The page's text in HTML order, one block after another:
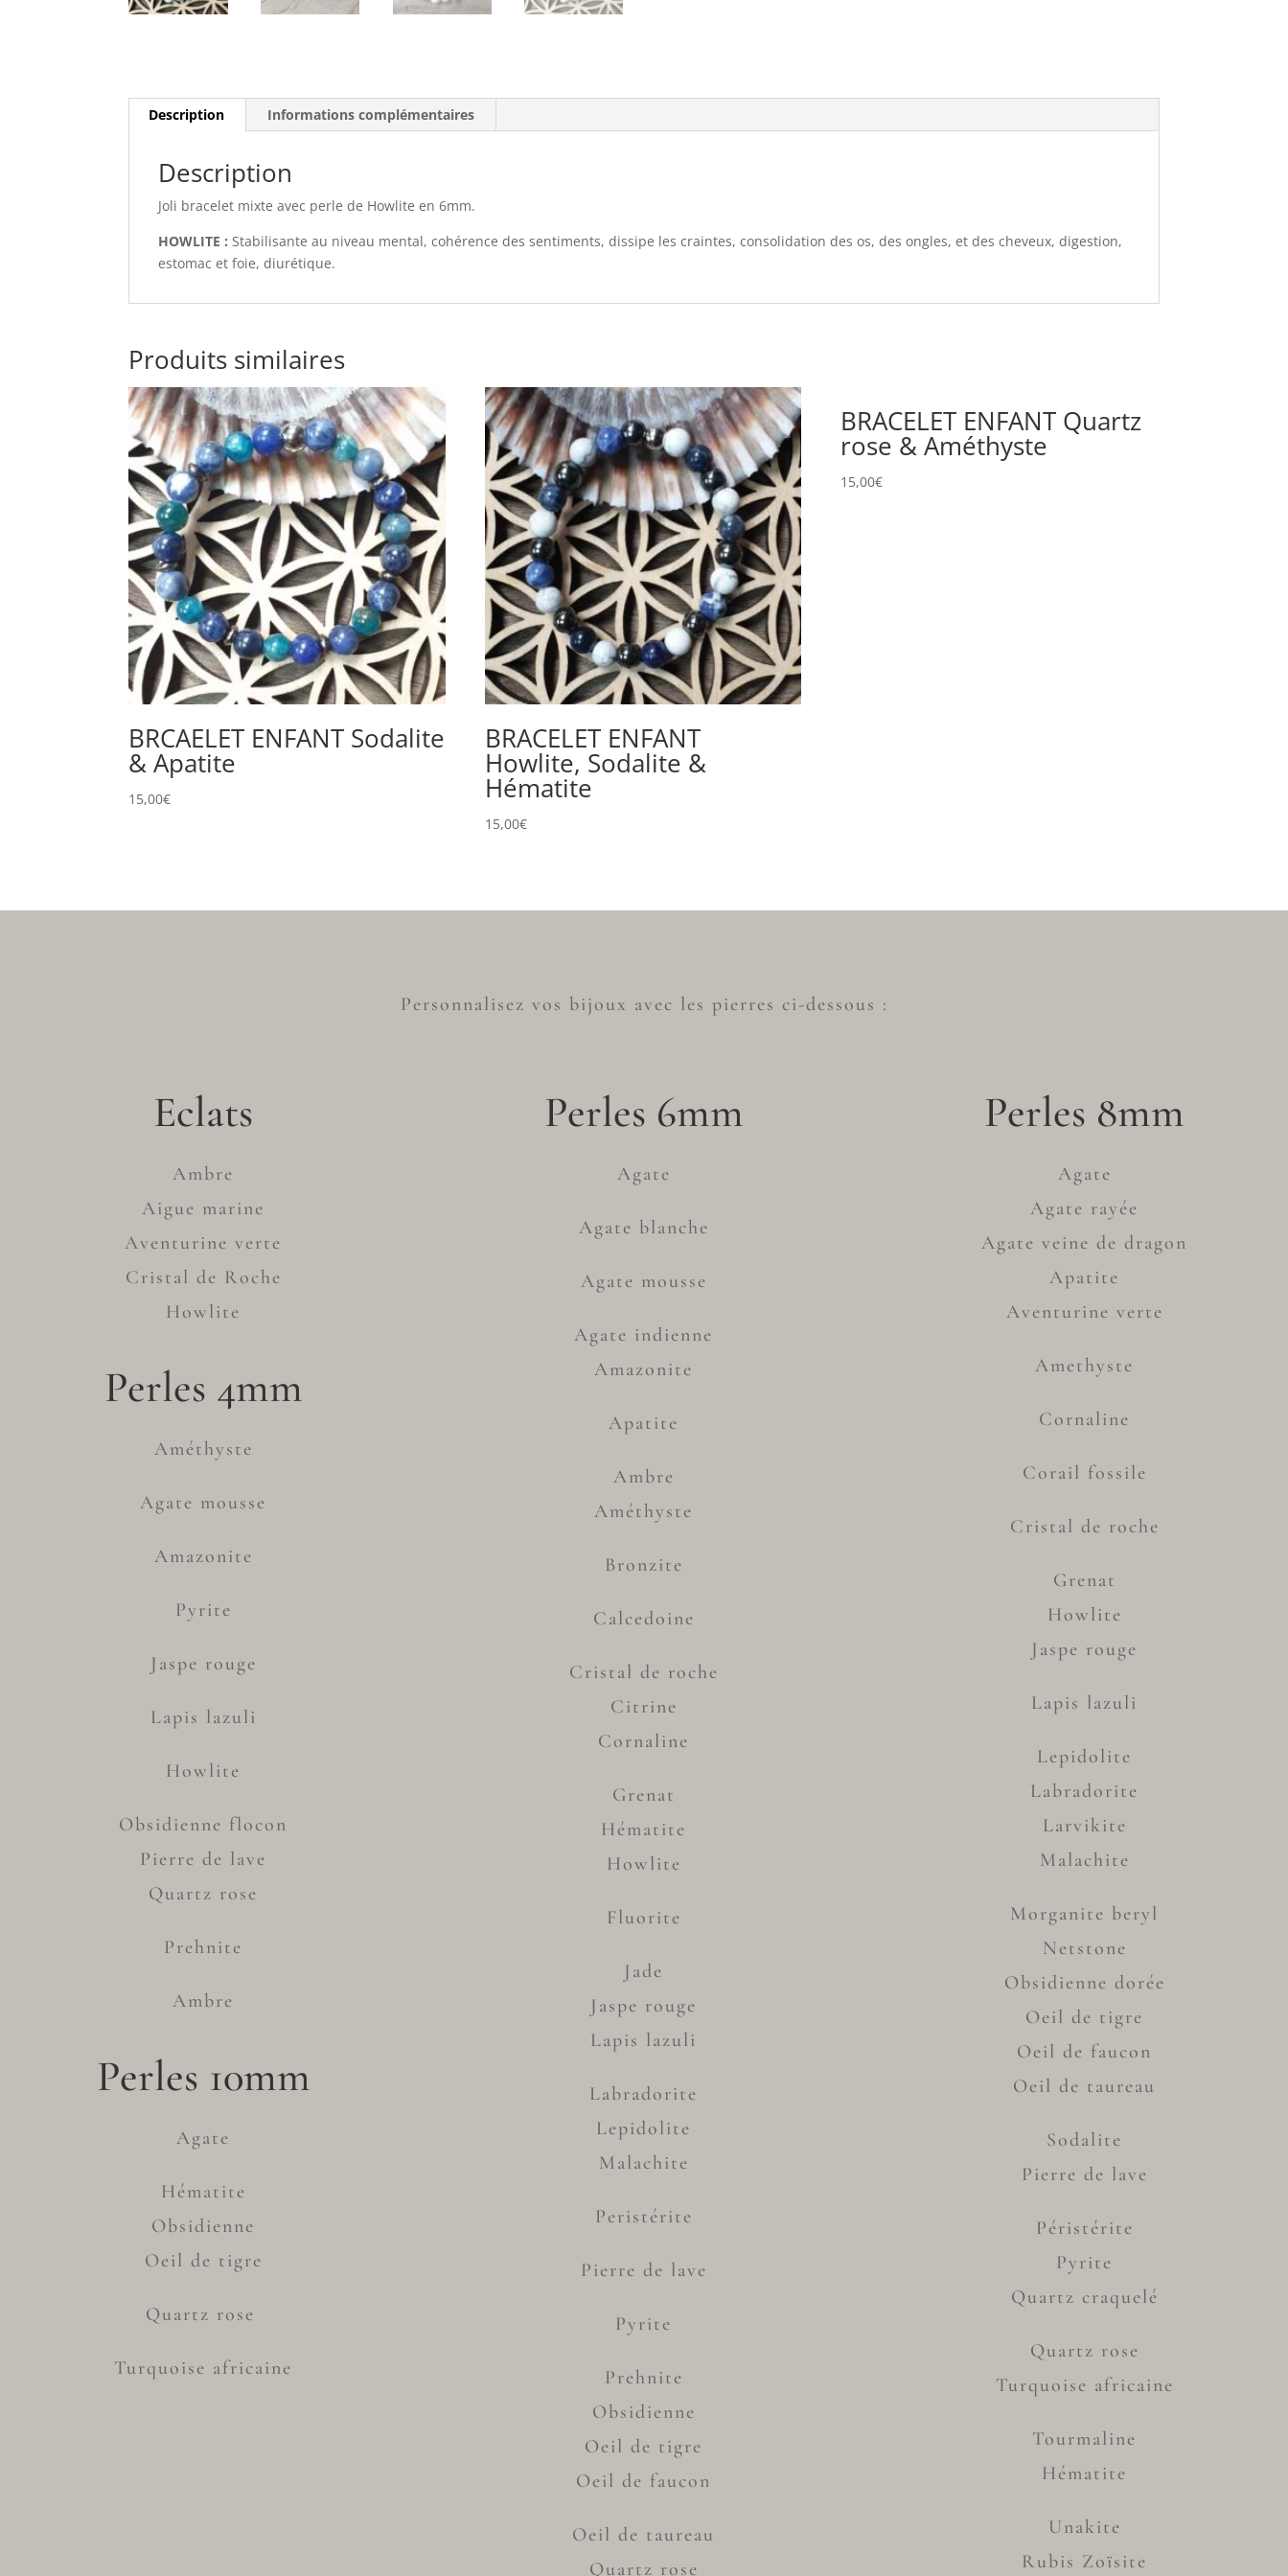
Description Informations complémentaires
Description
Joli bracelet mixte avec perle de Howlite en 6mm.
HOWLITE :Stabilisante au niveau mental, cohérence des sentiments, dissipe les craintes, consolidation des os, des ongles, et des cheveux, digestion,
estomac et foie, diurétique.
Produits similaires
BRCAELET ENFANT Sodalite
& Apatite
15,00€
BRACELET ENFANT
Howlite, Sodalite &
Hématite
15,00€
BRACELET ENFANT Quartz
rose & Améthyste
15,00€
Personnalisez vos bijoux avec les pierres ci-dessous :
Eclats
Ambre
Aigue marine
Aventurine verte
Cristal de Roche
Howlite
Perles 4mm
Améthyste
Agate mousse
Amazonite
Pyrite
Jaspe rouge
Lapis lazuli
Howlite
Obsidienne flocon
Pierre de lave
Quartz rose
Prehnite
Ambre
Perles 10mm
Agate
Hématite
Obsidienne
Oeil de tigre
Quartz rose
Turquoise africaine
Perles 6mm
Agate
Agate blanche
Agate mousse
Agate indienne
Amazonite
Apatite
Ambre
Améthyste
Bronzite
Calcedoine
Cristal de roche
Citrine
Cornaline
Grenat
Hématite
Howlite
Fluorite
Jade
Jaspe rouge
Lapis lazuli
Labradorite
Lepidolite
Malachite
Peristérite
Pierre de lave
Pyrite
Prehnite
Obsidienne
Oeil de tigre
Oeil de faucon
Oeil de taureau
Quartz rose
Perles 8mm
Agate
Agate rayée
Agate veine de dragon
Apatite
Aventurine verte
Amethyste
Cornaline
Corail fossile
Cristal de roche
Grenat
Howlite
Jaspe rouge
Lapis lazuli
Lepidolite
Labradorite
Larvikite
Malachite
Morganite beryl
Netstone
Obsidienne dorée
Oeil de tigre
Oeil de faucon
Oeil de taureau
Sodalite
Pierre de lave
Péristérite
Pyrite
Quartz craquelé
Quartz rose
Turquoise africaine
Tourmaline
Hématite
Unakite
Rubis Zoïsite